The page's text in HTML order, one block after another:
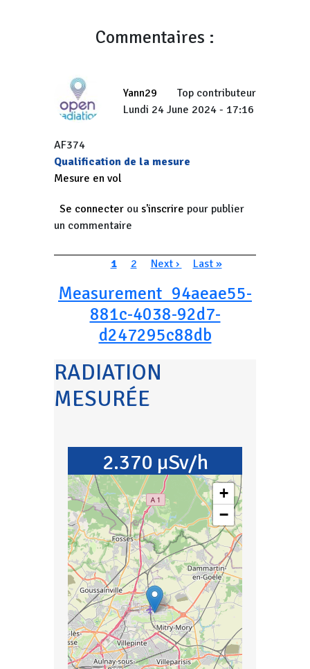
Commentaires :
Yann29
Top contributeur
Lundi 24 June 2024 - 17:16
AF374
Qualification de la mesure
Mesure en vol
Se connecter ou s'inscrire pour publier
un commentaire
PaginationPage courante
1 Page
2 Page suivante
Next › Dernière page
Last »
Measurement_94aeae55-
881c-4038-92d7-
d247295c88db
RADIATION
MESURÉE
2.370 µSv/h
+
−